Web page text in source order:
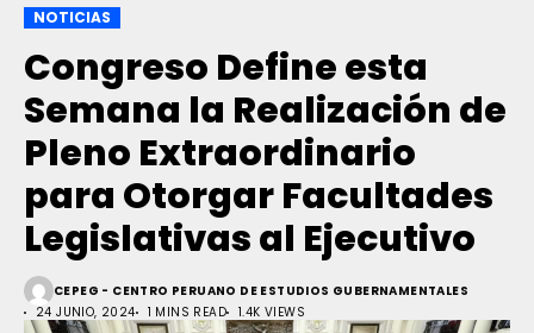
NOTICIAS
Congreso Define esta
Semana la Realización de
Pleno Extraordinario
para Otorgar Facultades
Legislativas al Ejecutivo
CEPEG - CENTRO PERUANO DE ESTUDIOS GUBERNAMENTALES
24 JUNIO, 2024
1 MINS READ 1.4K VIEWS